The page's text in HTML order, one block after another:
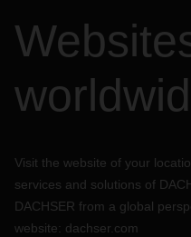
Visit the website of your
services and solutions of
DACHSER from a global
website: dachser.com